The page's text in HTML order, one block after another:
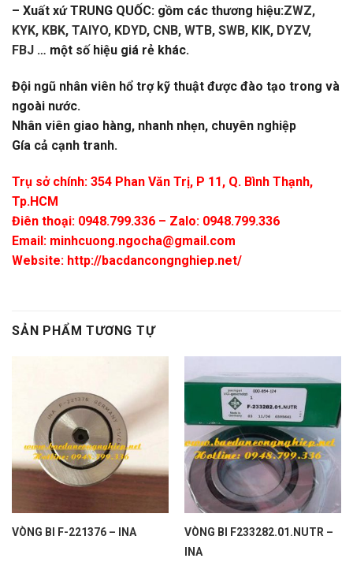
– Xuất xứ TRUNG QUỐC: gồm các thương hiệu:ZWZ,
KYK, KBK, TAIYO, KDYD, CNB, WTB, SWB, KIK, DYZV,
FBJ … một số hiệu giá rẻ khác.
Đội ngũ nhân viên hổ trợ kỹ thuật được đào tạo trong và
ngoài nước.
Nhân viên giao hàng, nhanh nhẹn, chuyên nghiệp
Gía cả cạnh tranh.
Trụ sở chính: 354 Phan Văn Trị, P 11, Q. Bình Thạnh,
Tp.HCM
Điên thoại: 0948.799.336 – Zalo: 0948.799.336
Email: minhcuong.ngocha@gmail.com
Website: http://bacdancongnghiep.net/
SẢN PHẨM TƯƠNG TỰ
VÒNG BI F-221376 – INA
VÒNG BI F233282.01.NUTR –
INA